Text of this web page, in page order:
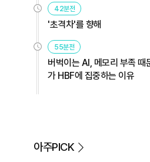
42분전
'초격차'를 향해
55분전
버벅이는 AI, 메모리 부족
가 HBF에 집중하는 이유
아주PICK